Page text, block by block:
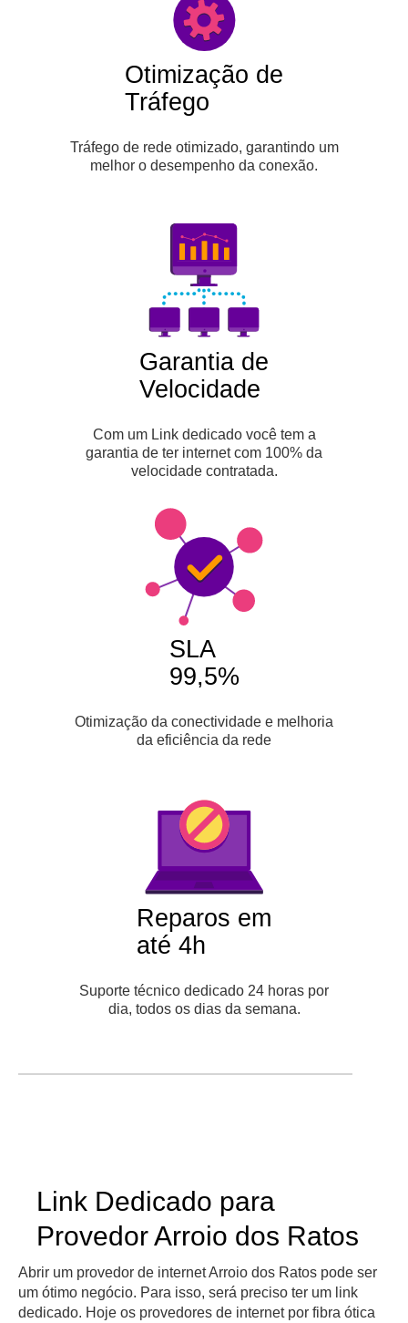
Otimização de
Tráfego
Tráfego de rede otimizado, garantindo um
melhor o desempenho da conexão.
Garantia de
Velocidade
Com um Link dedicado você tem a
garantia de ter internet com 100% da
velocidade contratada.
SLA
99,5%
Otimização da conectividade e melhoria
da eficiência da rede
Reparos em
até 4h
Suporte técnico dedicado 24 horas por
dia, todos os dias da semana.
Link Dedicado para
Provedor Arroio dos Ratos
Abrir um provedor de internet Arroio dos Ratos pode ser
um ótimo negócio. Para isso, será preciso ter um link
dedicado. Hoje os provedores de internet por fibra ótica